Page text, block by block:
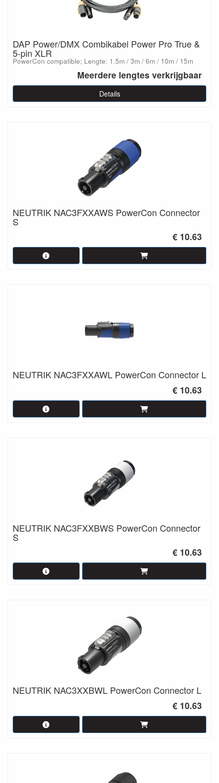
DAP Power/DMX Combikabel Power Pro True &
5-pin XLR
PowerCon compatible; Lengte: 1.5m / 3m / 6m / 10m / 15m
Meerdere lengtes verkrijgbaar
Details
NEUTRIK NAC3FXXAWS PowerCon Connector
S
€ 10.63
NEUTRIK NAC3FXXAWL PowerCon Connector L
€ 10.63
NEUTRIK NAC3FXXBWS PowerCon Connector
S
€ 10.63
NEUTRIK NAC3XXBWL PowerCon Connector L
€ 10.63